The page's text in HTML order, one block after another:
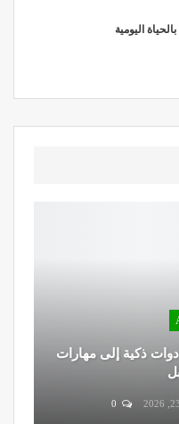
اليومية
في 2026: من أدوات ذكية إلى مهارات